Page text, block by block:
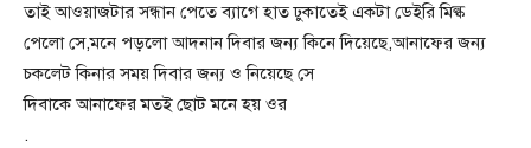
তাই আওয়াজটার সন্ধান পেতে ব্যাগে হাত ঢুকাতেই একটা ডেইরি মিল্ক
পেলো সে,মনে পড়লো আদনান দিবার জন্য কিনে দিয়েছে,আনাফের জন্য
চকলেট কিনার সময় দিবার জন্য ও নিয়েছে সে
দিবাকে আনাফের মতই ছোট মনে হয় ওর
.